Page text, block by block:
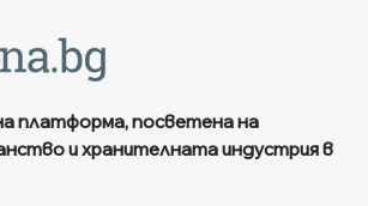
платформа, посветена на
и хранителната индустрия в